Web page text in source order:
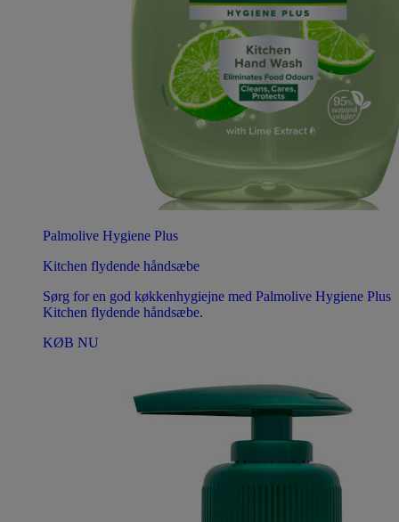
Palmolive Hygiene Plus
Kitchen flydende håndsæbe
Sørg for en god køkkenhygiejne med Palmolive Hygiene Plus
Kitchen flydende håndsæbe.
KØB NU